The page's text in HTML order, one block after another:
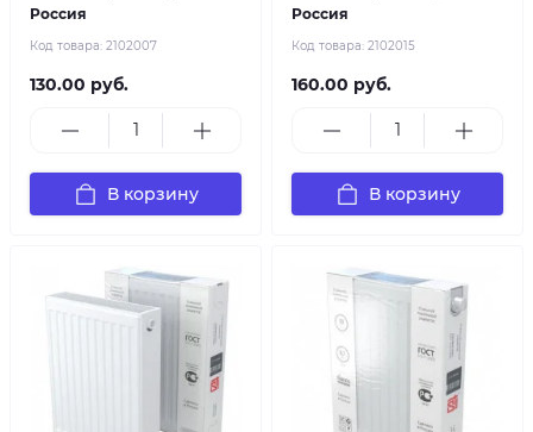
Россия
Код товара: 2102007
130.00 руб.
В корзину
Россия
Код товара: 2102015
160.00 руб.
В корзину